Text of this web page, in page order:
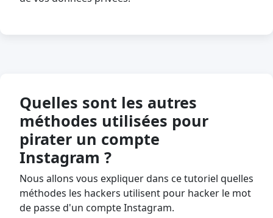
Quelles sont les autres
méthodes utilisées pour
pirater un compte
Instagram ?
Nous allons vous expliquer dans ce tutoriel quelles
méthodes les hackers utilisent pour hacker le mot
de passe d'un compte Instagram.